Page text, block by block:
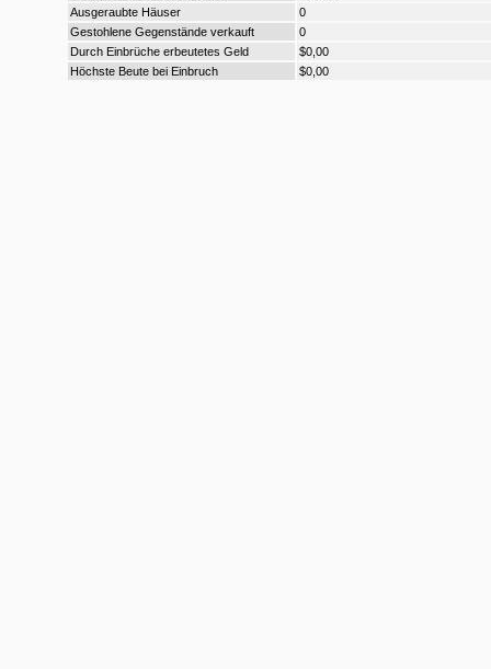
Ausgeraubte Häuser
0
Gestohlene Gegenstände verkauft
0
Durch Einbrüche erbeutetes Geld
$0,00
Höchste Beute bei Einbruch
$0,00